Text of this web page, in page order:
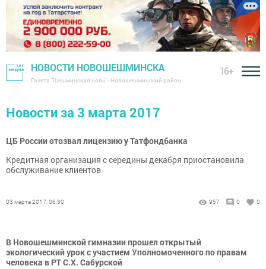
НОВОСТИ НОВОШЕШМИНСКА
Газета "Шешминская новь" - Новошешминский район
16+
Новости за 3 марта 2017
ЦБ России отозвал лицензию у Татфондбанка
Кредитная организация с середины декабря приостановила
обслуживание клиентов
03 марта 2017, 06:30 957 0 0
В Новошешминской гимназии прошел открытый
экологический урок с участием Уполномоченного по правам
человека в РТ С.Х. Сабурской